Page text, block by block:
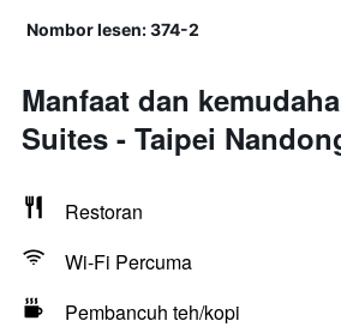
Nombor lesen: 374-2
Manfaat dan
Suites - Taipei
Restoran
Wi-Fi Percuma
Pembancuh teh/kopi